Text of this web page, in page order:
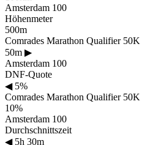
Amsterdam 100
Höhenmeter
500m
Comrades Marathon Qualifier 50K
50m ▶
Amsterdam 100
DNF-Quote
◀5%
Comrades Marathon Qualifier 50K
10%
Amsterdam 100
Durchschnittszeit
◀5h 30m